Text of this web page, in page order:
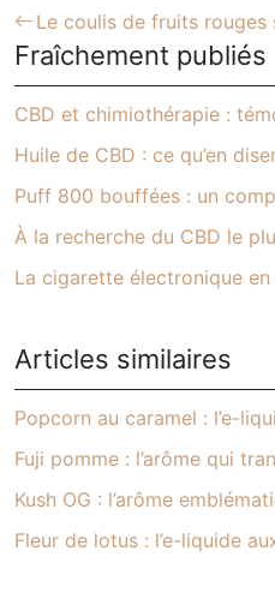
Le coulis de fruits rouges
Fraîchement publiés
CBD et chimiothérapie :
Huile de CBD : ce qu’en
Puff 800 bouffées : un
À la recherche du CBD le
La cigarette électronique
Articles similaires
Popcorn au caramel : l’e-
Fuji pomme : l’arôme qui
Kush OG : l’arôme
Fleur de lotus : l’e-liquide